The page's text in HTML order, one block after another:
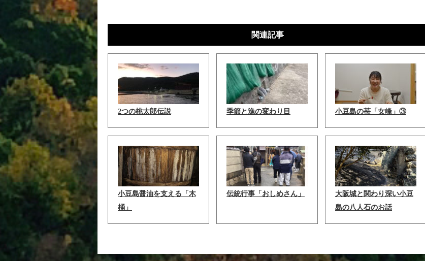
関連記事
2つの桃太郎伝説 季節と漁の変わり目 小豆島の苺「女峰」③
小豆島醤油を支える「木
桶」
伝統行事「おしめさん」
大阪城と関わり深い小豆
島の八人石のお話